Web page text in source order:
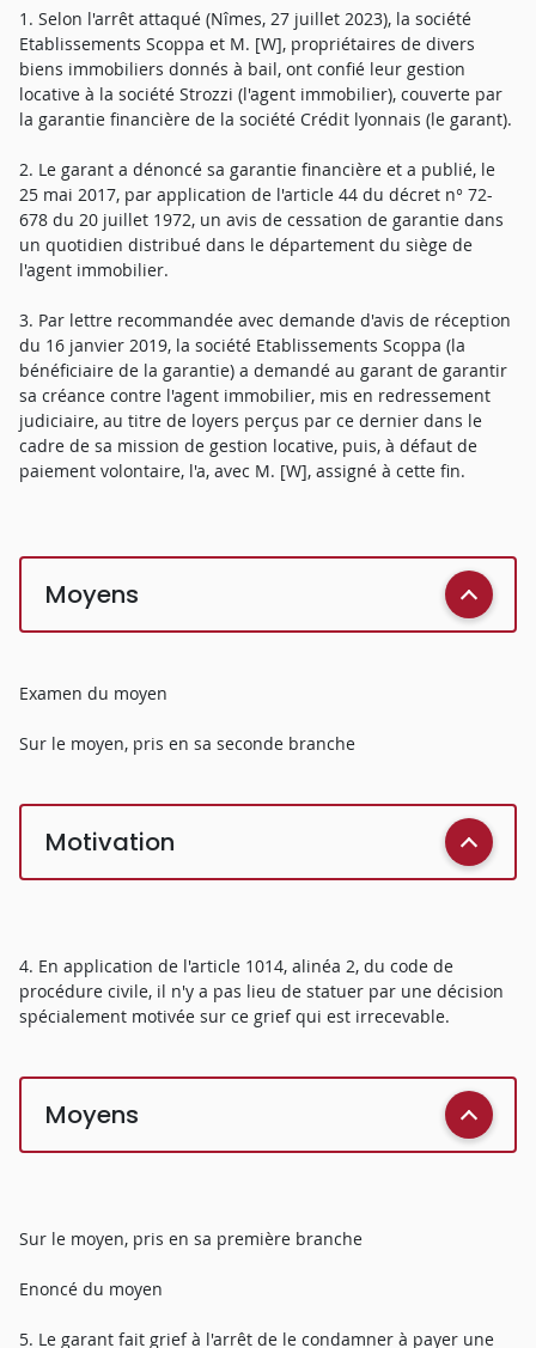
1. Selon l'arrêt attaqué (Nîmes, 27 juillet 2023), la société
Etablissements Scoppa et M. [W], propriétaires de divers
biens immobiliers donnés à bail, ont confié leur gestion
locative à la société Strozzi (l'agent immobilier), couverte par
la garantie financière de la société Crédit lyonnais (le garant).
2. Le garant a dénoncé sa garantie financière et a publié, le
25 mai 2017, par application de l'article 44 du décret n° 72-
678 du 20 juillet 1972, un avis de cessation de garantie dans
un quotidien distribué dans le département du siège de
l'agent immobilier.
3. Par lettre recommandée avec demande d'avis de réception
du 16 janvier 2019, la société Etablissements Scoppa (la
bénéficiaire de la garantie) a demandé au garant de garantir
sa créance contre l'agent immobilier, mis en redressement
judiciaire, au titre de loyers perçus par ce dernier dans le
cadre de sa mission de gestion locative, puis, à défaut de
paiement volontaire, l'a, avec M. [W], assigné à cette fin.
Moyens
Examen du moyen
Sur le moyen, pris en sa seconde branche
Motivation
4. En application de l'article 1014, alinéa 2, du code de
procédure civile, il n'y a pas lieu de statuer par une décision
spécialement motivée sur ce grief qui est irrecevable.
Moyens
Sur le moyen, pris en sa première branche
Enoncé du moyen
5. Le garant fait grief à l'arrêt de le condamner à payer une